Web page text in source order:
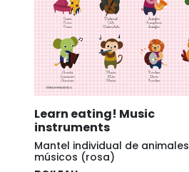
Learn eating! Music
instruments
Mantel individual de animales
músicos (rosa)